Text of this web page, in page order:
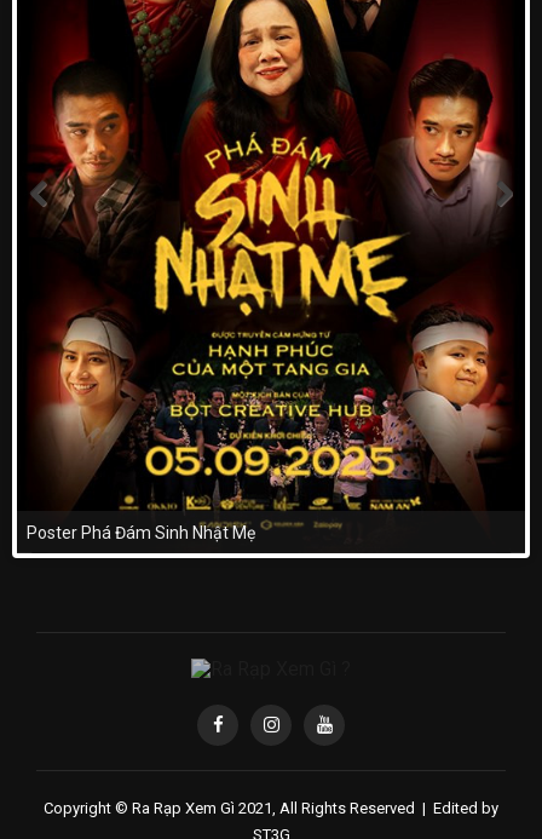
Poster Phá Đám Sinh Nhật Mẹ
Copyright © Ra Rạp Xem Gì 2021, All Rights Reserved | Edited by
ST3G